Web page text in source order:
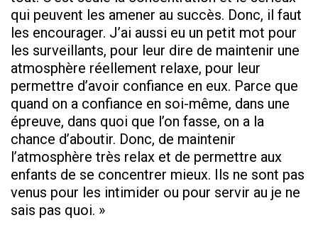
qui peuvent les amener au succès. Donc, il faut
les encourager. J’ai aussi eu un petit mot pour
les surveillants, pour leur dire de maintenir une
atmosphère réellement relaxe, pour leur
permettre d’avoir confiance en eux. Parce que
quand on a confiance en soi-même, dans une
épreuve, dans quoi que l’on fasse, on a la
chance d’aboutir. Donc, de maintenir
l’atmosphère très relax et de permettre aux
enfants de se concentrer mieux. Ils ne sont pas
venus pour les intimider ou pour servir au je ne
sais pas quoi. »